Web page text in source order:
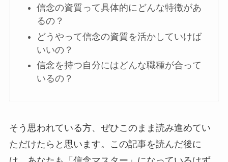
信念の資質って具体的にどんな特徴があ
るの？
どうやって信念の資質を活かしていけば
いいの？
信念を持つ自分にはどんな職種が合って
いるの？
そう思われている方、ぜひこのまま読み進めてい
ただけたらと思います。この記事を読んだ後に